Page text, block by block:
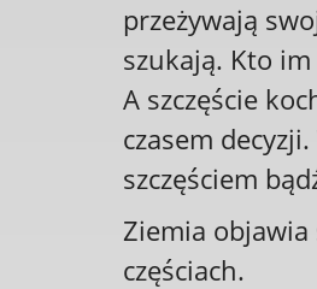
przeżywają
szukają. Kto
A szczęście
czasem
szczęściem
Ziemia objawia
częściach.